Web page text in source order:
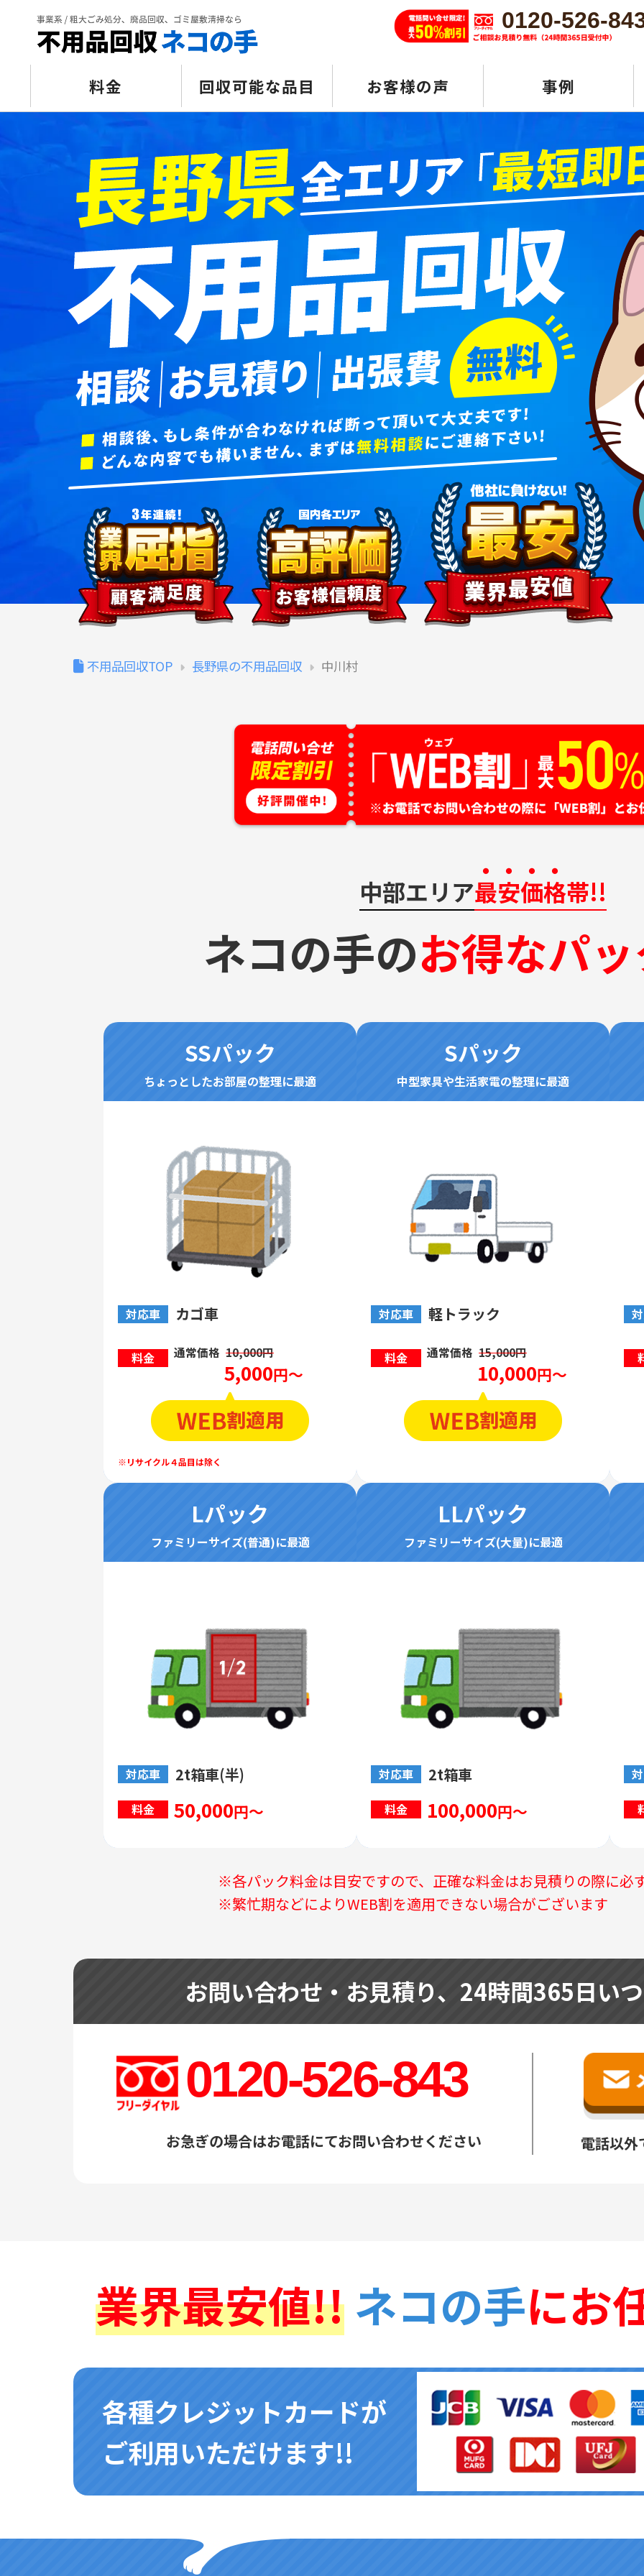
0120-526-
料金 回収可能な品目 お客様の声 事例
不用品回収TOP 長野県の不用品回収 中川村
中部エリア最安価格帯!!
ネコの手のお得なパ
SSパック
ちょっとしたお部屋の整理に最適
対応車 カゴ車
料金 通常価格 10,000円
5,000円～
Sパック
中型家具や生活家電の整理に最適
対応車 軽トラック
料金 通常価格 15,000円
10,000円～
Lパック
ファミリーサイズ(普通)に最適
対応車 2t箱車(半)
料金 50,000円～
LLパック
ファミリーサイズ(大量)に最適
対応車 2t箱車
料金 100,000円～
※各パック料金は目安ですので、正確な料金はお見積りの際に必
※繁忙期などによりWEB割を適用できない場合がございます
お問い合わせ・お見積り、 24時間365日い
0120-526-843
お急ぎの場合はお電話にてお問い合わせください 電話以
業界最安値!! ネコの手にお
各種クレジットカードが
ご利用いただけます!!